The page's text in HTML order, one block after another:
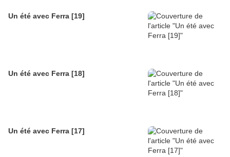
Un été avec Ferra [19]
Un été avec Ferra [18]
Un été avec Ferra [17]